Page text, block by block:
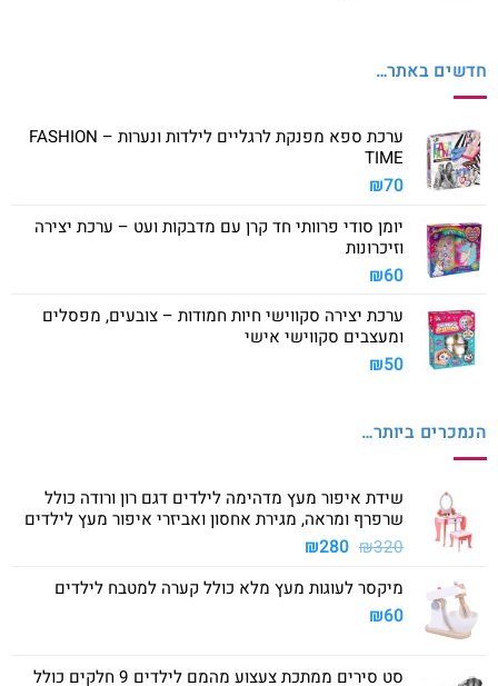
חדשים באתר…
ערכת ספא מפנקת לרגליים לילדות ונערות – FASHION
TIME
₪70
יומן סודי פרוותי חד קרן עם מדבקות ועט – ערכת יצירה
וזיכרונות
₪60
ערכת יצירה סקווישי חיות חמודות – צובעים, מפסלים
ומעצבים סקווישי אישי
₪50
הנמכרים ביותר…
שידת איפור מעץ מדהימה לילדים דגם רון ורודה כולל
שרפרף ומראה, מגירת אחסון ואביזרי איפור מעץ לילדים
₪320
המחיר
היה:
₪280 המחיר
הוא:
מיקסר לעוגות מעץ מלא כולל קערה למטבח לילדים
₪60
סט סירים ממתכת צעצוע מהמם לילדים 9 חלקים כולל